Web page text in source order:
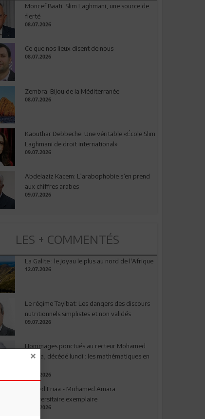
Moncef Baati: Slim Laghmani, une source de
fierté
08.07.2026
Ce que nos lieux disent de nous
08.07.2026
Zembra: Bijou de la Méditerranée
08.07.2026
Kaouthar Debbeche: Une véritable «École Slim
Laghmani de droit international»
09.07.2026
Abdelaziz Kacem: L’arabophobie s’en prend
aux chiffres arabes
09.07.2026
LES + COMMENTÉS
La Galite : le joyau le plus au nord de l'Afrique
12.07.2026
Le régime Tayibat: Les dangers des discours
nutritionnels simplistes et non validés
09.07.2026
Hommages ponctués au recteur Mohamed
Amara, décédé lundi : les mathématiques en
03.08.2026
Ahmed Friaa - Mohamed Amara:
l’Universitaire exemplaire
04.08.2026